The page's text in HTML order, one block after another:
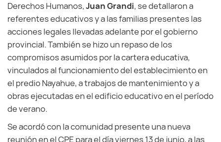
Derechos Humanos,Juan Grandi, se detallaron a
referentes educativos y a las familias presentes las
acciones legales llevadas adelante por el gobierno
provincial. También se hizo un repaso de los
compromisos asumidos por la cartera educativa,
vinculados al funcionamiento del establecimiento en
el predio Nayahue, a trabajos de mantenimiento y a
obras ejecutadas en el edificio educativo en el período
de verano.
Se acordó con la comunidad presente una nueva
reunión en el CPE para el día viernes 13 de junio, a las